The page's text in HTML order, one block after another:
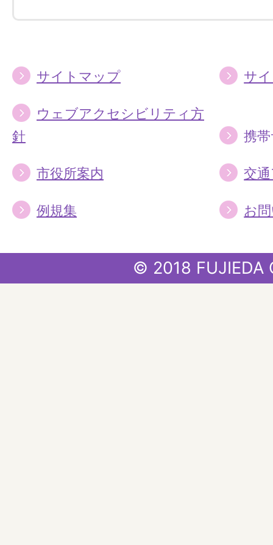
サイトマップ サ
ウェブアクセシビリティ方
針
携
市役所案内 交
例規集 お
© 2018 FUJIEDA